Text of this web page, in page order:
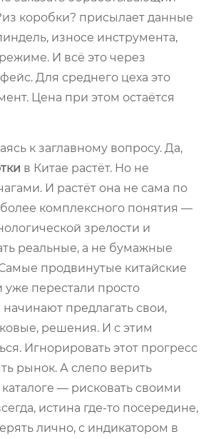
коробки? присылает данные
износе инструмента,
И всё это через
Для среднего цеха это
Цена при этом остаётся
к заглавному вопросу. Да,
в Китае растёт. Но не
И растёт она не сама по
более комплексного понятия —
зрелости и
реальные, а не бумажные
продвинутые китайские
уже перестали просто
предлагать свои,
решения. И с этим
Игнорировать этот прогресс
рынок. А слепо верить
— рисковать своими
истина где-то посередине,
лично, с индикатором в